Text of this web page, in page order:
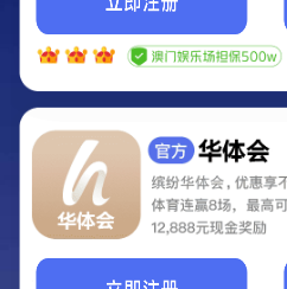
Hey
我们即将